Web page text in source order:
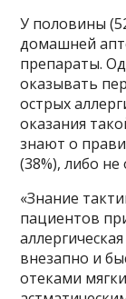
У половины
домашней
препараты.
оказывать
острых
оказания
знают о
(38%), либо
«Знание
пациентов
внезапно и
отеками